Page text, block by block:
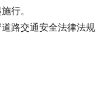
行。
交通安全法律法规